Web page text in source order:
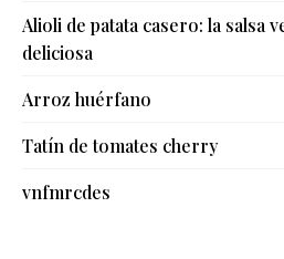
Alioli de patata casero: la salsa
deliciosa
Arroz huérfano
Tatín de tomates cherry
vnfmrcdes